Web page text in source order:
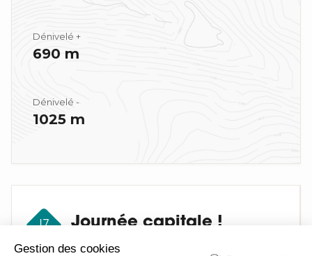
Gestion des cookies
Dénivelé +
690 m
Dénivelé -
1025 m
J7 Journée capitale !